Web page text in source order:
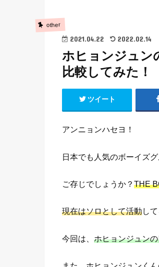
other
2021.04.22 2022.02.14
ホヒョンジュン
比較してみた！
ツイート
アンニョンハセヨ！
日本でも人気のボーイズ
ご存じでしょうか？ THE
現在はソロとして活動し
今回は、 ホヒョンジュン